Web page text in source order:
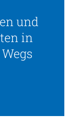
und
in